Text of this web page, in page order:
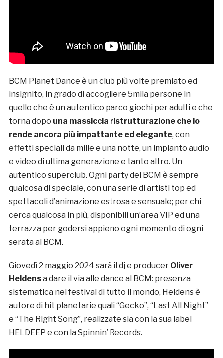
BCM Planet Dance è un club più volte premiato ed
insignito, in grado di accogliere 5mila persone in
quello che è un autentico parco giochi per adulti e che
torna dopo una massiccia ristrutturazione che lo
rende ancora più impattante ed elegante, con
effetti speciali da mille e una notte, un impianto audio
e video di ultima generazione e tanto altro. Un
autentico superclub. Ogni party del BCM è sempre
qualcosa di speciale, con una serie di artisti top ed
spettacoli d’animazione estrosa e sensuale; per chi
cerca qualcosa in più, disponibili un’area VIP ed una
terrazza per godersi appieno ogni momento di ogni
serata al BCM.
Giovedì 2 maggio 2024 sarà il dj e producer Oliver
Heldensa dare il via alle dance al BCM: presenza
sistematica nei festival di tutto il mondo, Heldens è
autore di hit planetarie quali “Gecko”, “Last All Night”
e “The Right Song”, realizzate sia con la sua label
HELDEEP e con la Spinnin’ Records.